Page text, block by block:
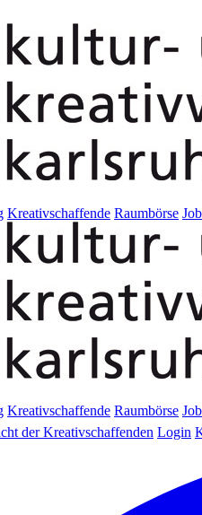
Kreativschaffende Raumbörse
Kreativschaffende Raumbörse
der Kreativschaffenden Login